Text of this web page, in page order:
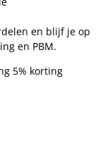
en blijf je op
en PBM.
5% korting